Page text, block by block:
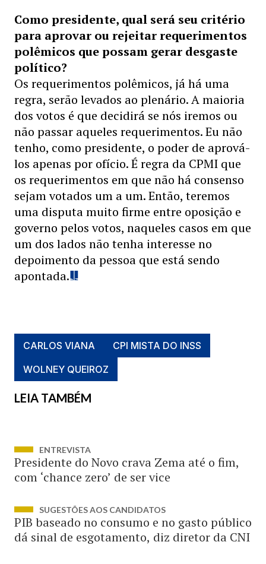
Como presidente, qual será seu critério
para aprovar ou rejeitar requerimentos
polêmicos que possam gerar desgaste
político?
Os requerimentos polêmicos, já há uma
regra, serão levados ao plenário. A maioria
dos votos é que decidirá se nós iremos ou
não passar aqueles requerimentos. Eu não
tenho, como presidente, o poder de aprová-
los apenas por ofício. É regra da CPMI que
os requerimentos em que não há consenso
sejam votados um a um. Então, teremos
uma disputa muito firme entre oposição e
governo pelos votos, naqueles casos em que
um dos lados não tenha interesse no
depoimento da pessoa que está sendo
apontada.
CARLOS VIANA
CPI MISTA DO INSS
WOLNEY QUEIROZ
LEIA TAMBÉM
ENTREVISTA
Presidente do Novo crava Zema até o fim,
com ‘chance zero’ de ser vice
SUGESTÕES AOS CANDIDATOS
PIB baseado no consumo e no gasto público
dá sinal de esgotamento, diz diretor da CNI